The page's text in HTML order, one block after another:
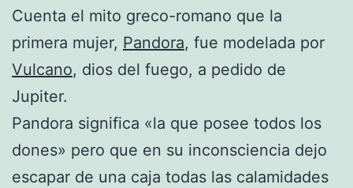
Cuenta el mito greco-romano que la
primera mujer, Pandora, fue modelada por
Vulcano, dios del fuego, a pedido de
Jupiter.
Pandora significa «la que posee todos los
dones» pero que en su inconsciencia dejo
escapar de una caja todas las calamidades